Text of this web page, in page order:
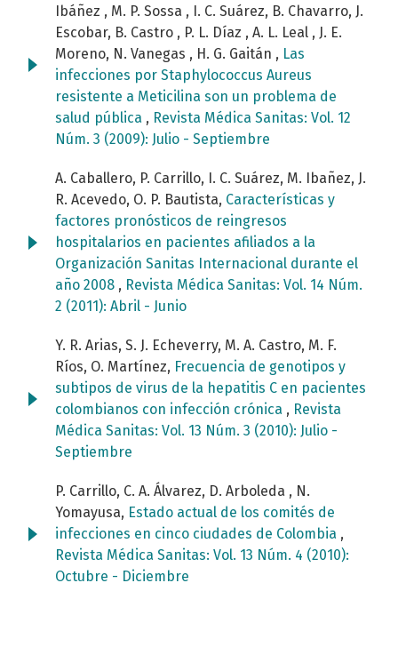
Ibáñez , M. P. Sossa , I. C. Suárez, B. Chavarro, J.
Escobar, B. Castro , P. L. Díaz , A. L. Leal , J. E.
Moreno, N. Vanegas , H. G. Gaitán , Las
infecciones por Staphylococcus Aureus
resistente a Meticilina son un problema de
salud pública , Revista Médica Sanitas: Vol. 12
Núm. 3 (2009): Julio - Septiembre
A. Caballero, P. Carrillo, I. C. Suárez, M. Ibañez, J.
R. Acevedo, O. P. Bautista, Características y
factores pronósticos de reingresos
hospitalarios en pacientes afiliados a la
Organización Sanitas Internacional durante el
año 2008 , Revista Médica Sanitas: Vol. 14 Núm.
2 (2011): Abril - Junio
Y. R. Arias, S. J. Echeverry, M. A. Castro, M. F.
Ríos, O. Martínez, Frecuencia de genotipos y
subtipos de virus de la hepatitis C en pacientes
colombianos con infección crónica , Revista
Médica Sanitas: Vol. 13 Núm. 3 (2010): Julio -
Septiembre
P. Carrillo, C. A. Álvarez, D. Arboleda , N.
Yomayusa, Estado actual de los comités de
infecciones en cinco ciudades de Colombia ,
Revista Médica Sanitas: Vol. 13 Núm. 4 (2010):
Octubre - Diciembre